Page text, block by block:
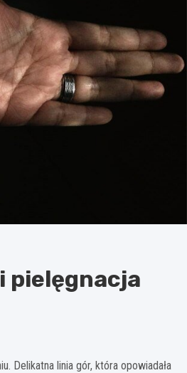
pielęgnacja
Delikatna linia gór, która opowiadała